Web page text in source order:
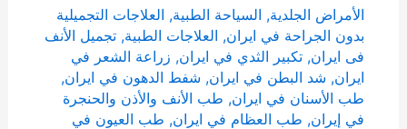
الأمراض الجلدية, السياحة الطبية, العلاجات التجميلية
بدون الجراحة في ايران, العلاجات الطبية,تجمیل الأنف
فی ایران,تكبير الثدي في ايران, زراعة الشعر في
ايران, شد البطن في ايران, شفط الدهون في ايران,
طب الأسنان في ايران, طب الأنف والأذن والحنجرة
في إيران, طب العظام في ايران, طب العيون في